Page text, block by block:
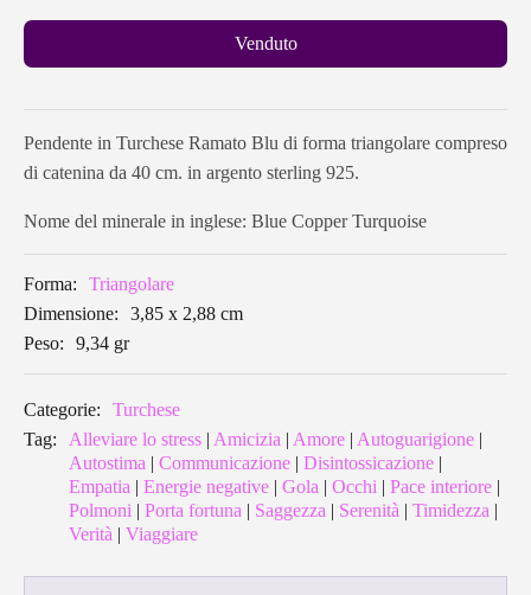
Venduto
Pendente in Turchese Ramato Blu di forma triangolare compreso
di catenina da 40 cm. in argento sterling 925.
Nome del minerale in inglese: Blue Copper Turquoise
Forma:
Triangolare
Dimensione:
3,85 x 2,88 cm
Peso:
9,34 gr
Categorie:
Turchese
Tag:
Alleviare lo stress | Amicizia | Amore | Autoguarigione |
Autostima | Communicazione | Disintossicazione |
Empatia | Energie negative | Gola | Occhi | Pace interiore |
Polmoni | Porta fortuna | Saggezza | Serenità | Timidezza |
Verità | Viaggiare